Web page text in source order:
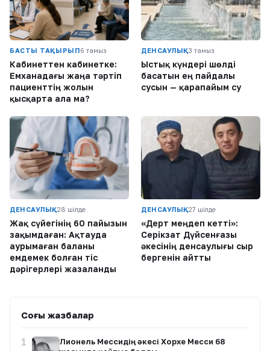
БАСТЫ ТАҚЫРЫП6 тамыз
Кабинеттен кабинетке:
Емханадағы жаңа тәртіп
пациенттің жолын
қысқарта ала ма?
ДЕНСАУЛЫҚ3 тамыз
Ыстық күндері шөлді
басатын ең пайдалы
сусын — қарапайым су
ДЕНСАУЛЫҚ28 шілде
Жақ сүйегінің 60 пайызын
зақымдаған: Ақтауда
аурымаған баланы
емдемек болған тіс
дәрігерлері жазаланды
ДЕНСАУЛЫҚ27 шілде
«Дерт меңдеп кетті»:
Серікзат Дүйсенғазы
әкесінің денсаулығы сыр
бергенін айтты
Соңғы жазбалар
1
Лионель Мессидің әкесі Хорхе Месси 68